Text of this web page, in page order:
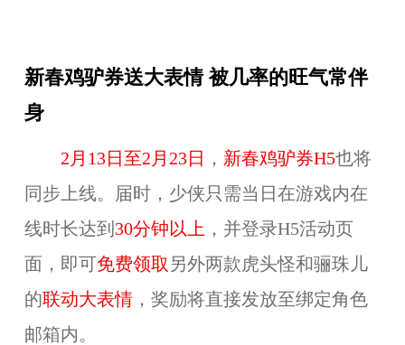
新春鸡驴券送大表情 被几率的旺气常伴
身
2月13日至2月23日 ， 新春鸡驴券H5也将
同步上线。届时，少侠只需当日在游戏内在
线时长达到 30分钟以上 ，并登录H5活动页
面，即可免费领取 另外两款虎头怪和骊珠儿
的联动大表情，奖励将直接发放至绑定角色
邮箱内。